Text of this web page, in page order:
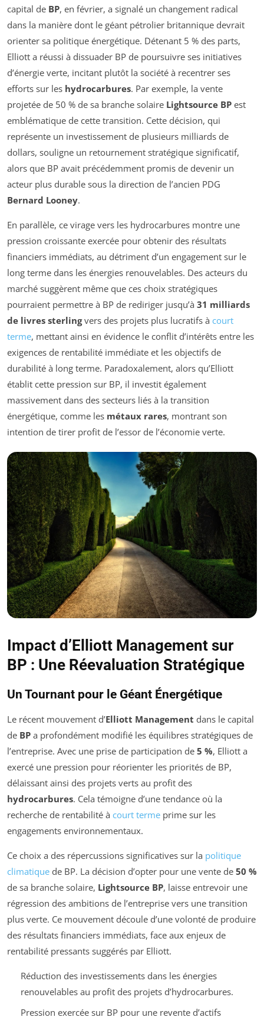
capital de BP, en février, a signalé un changement radical
dans la manière dont le géant pétrolier britannique devrait
orienter sa politique énergétique. Détenant 5 % des parts,
Elliott a réussi à dissuader BP de poursuivre ses initiatives
d’énergie verte, incitant plutôt la société à recentrer ses
efforts sur les hydrocarbures. Par exemple, la vente
projetée de 50 % de sa branche solaire Lightsource BP est
emblématique de cette transition. Cette décision, qui
représente un investissement de plusieurs milliards de
dollars, souligne un retournement stratégique significatif,
alors que BP avait précédemment promis de devenir un
acteur plus durable sous la direction de l’ancien PDG
Bernard Looney.
En parallèle, ce virage vers les hydrocarbures montre une
pression croissante exercée pour obtenir des résultats
financiers immédiats, au détriment d’un engagement sur le
long terme dans les énergies renouvelables. Des acteurs du
marché suggèrent même que ces choix stratégiques
pourraient permettre à BP de rediriger jusqu’à 31 milliards
de livres sterlingvers des projets plus lucratifs à court
terme, mettant ainsi en évidence le conflit d’intérêts entre les
exigences de rentabilité immédiate et les objectifs de
durabilité à long terme. Paradoxalement, alors qu’Elliott
établit cette pression sur BP, il investit également
massivement dans des secteurs liés à la transition
énergétique, comme les métaux rares, montrant son
intention de tirer profit de l’essor de l’économie verte.
Impact d’Elliott Management sur
BP : Une Réevaluation Stratégique
Un Tournant pour le Géant Énergétique
Le récent mouvement d’Elliott Management dans le capital
de BP a profondément modifié les équilibres stratégiques de
l’entreprise. Avec une prise de participation de 5 %, Elliott a
exercé une pression pour réorienter les priorités de BP,
délaissant ainsi des projets verts au profit des
hydrocarbures. Cela témoigne d’une tendance où la
recherche de rentabilité à court terme prime sur les
engagements environnementaux.
Ce choix a des répercussions significatives sur la politique
climatique de BP. La décision d’opter pour une vente de 50 %
de sa branche solaire, Lightsource BP, laisse entrevoir une
régression des ambitions de l’entreprise vers une transition
plus verte. Ce mouvement découle d’une volonté de produire
des résultats financiers immédiats, face aux enjeux de
rentabilité pressants suggérés par Elliott.
Réduction des investissements dans les énergies
renouvelables au profit des projets d’hydrocarbures.
Pression exercée sur BP pour une revente d’actifs